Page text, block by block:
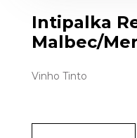
Intipalka
Malbec/
Vinho Tinto